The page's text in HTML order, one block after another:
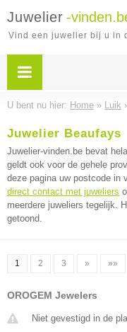
Juwelier -
Vind een juwelier bij u in
U bent nu hier: Home » Luik
Juwelier Beaufays
Juwelier-vinden.be bevat
geldt ook voor de gehele
deze pagina uw postcode in
direct contact met juweliers
meerdere juweliers tegelijk.
getoond.
1 2 3 » »»
OROGEM Jewelers
Niet gevestigd in de